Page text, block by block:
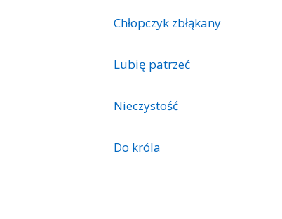
Chłopczyk zbłąkany
Lubię patrzeć
Nieczystość
Do króla